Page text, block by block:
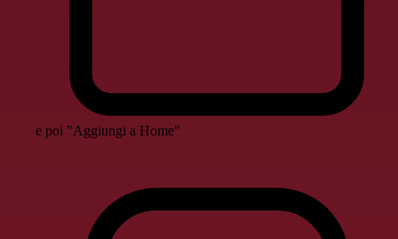
e poi "Aggiungi a Home"